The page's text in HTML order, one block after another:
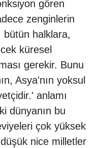
gören
zenginlerin
bütün halklara,
küresel
gerekir. Bunu
Asya'nın yoksul
anlamı
dünyanın bu
çok yüksek
nice milletler